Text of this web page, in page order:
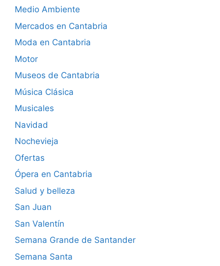
Medio Ambiente
Mercados en Cantabria
Moda en Cantabria
Motor
Museos de Cantabria
Música Clásica
Musicales
Navidad
Nochevieja
Ofertas
Ópera en Cantabria
Salud y belleza
San Juan
San Valentín
Semana Grande de Santander
Semana Santa